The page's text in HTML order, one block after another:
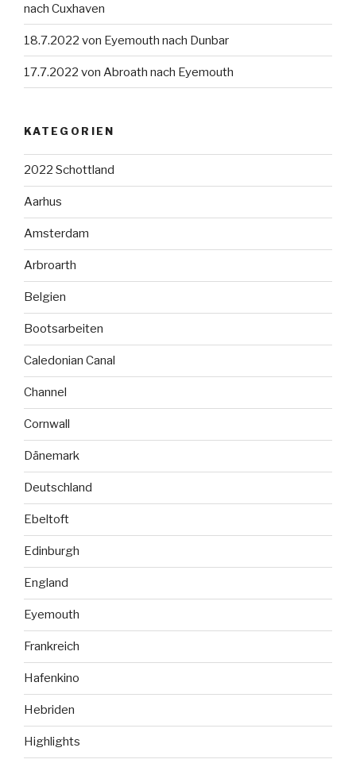
nach Cuxhaven
18.7.2022 von Eyemouth nach Dunbar
17.7.2022 von Abroath nach Eyemouth
KATEGORIEN
2022 Schottland
Aarhus
Amsterdam
Arbroarth
Belgien
Bootsarbeiten
Caledonian Canal
Channel
Cornwall
Dänemark
Deutschland
Ebeltoft
Edinburgh
England
Eyemouth
Frankreich
Hafenkino
Hebriden
Highlights